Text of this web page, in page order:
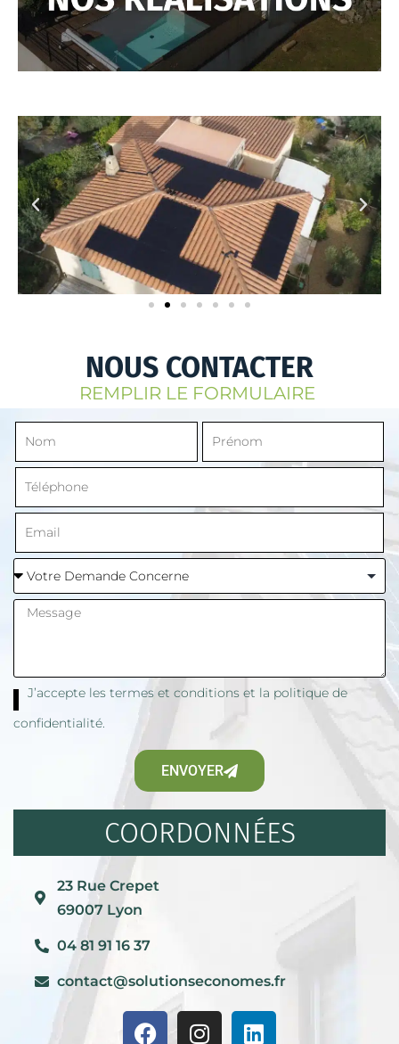
NOUS CONTACTER
REMPLIR LE FORMULAIRE
J’accepte les termes et conditions et la politique de
confidentialité.
ENVOYER
COORDONNÉES
23 Rue Crepet
69007 Lyon
04 81 91 16 37
contact@solutionseconomes.fr